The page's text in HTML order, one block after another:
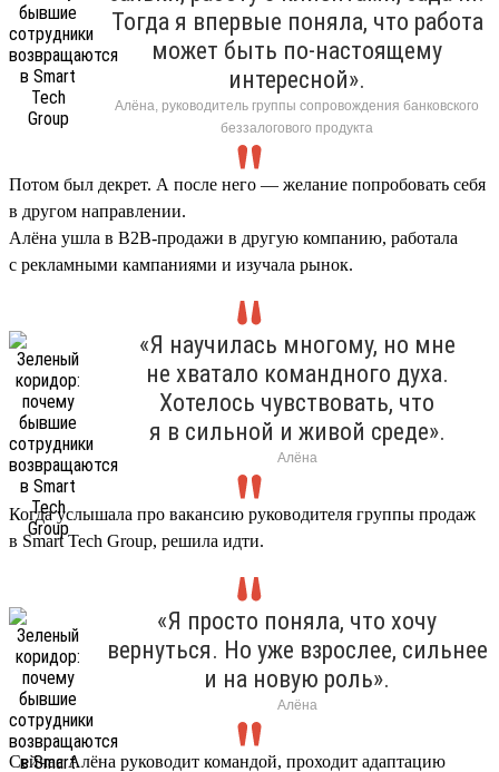
Тогда я впервые поняла, что работа
может быть по-настоящему
интересной».
Алёна, руководитель группы сопровождения банковского
беззалогового продукта
Потом был декрет. А после него — желание попробовать себя
в другом направлении.
Алёна ушла в B2B-продажи в другую компанию, работала
с рекламными кампаниями и изучала рынок.
«Я научилась многому, но мне
не хватало командного духа.
Хотелось чувствовать, что
я в сильной и живой среде».
Алёна
Когда услышала про вакансию руководителя группы продаж
в Smart Tech Group, решила идти.
«Я просто поняла, что хочу
вернуться. Но уже взрослее, сильнее
и на новую роль».
Алёна
Сейчас Алёна руководит командой, проходит адаптацию